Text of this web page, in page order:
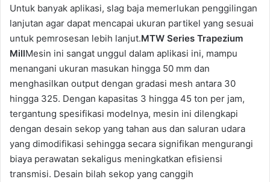
Untuk banyak aplikasi, slag baja memerlukan penggilingan
lanjutan agar dapat mencapai ukuran partikel yang sesuai
untuk pemrosesan lebih lanjut.MTW Series Trapezium
MillMesin ini sangat unggul dalam aplikasi ini, mampu
menangani ukuran masukan hingga 50 mm dan
menghasilkan output dengan gradasi mesh antara 30
hingga 325. Dengan kapasitas 3 hingga 45 ton per jam,
tergantung spesifikasi modelnya, mesin ini dilengkapi
dengan desain sekop yang tahan aus dan saluran udara
yang dimodifikasi sehingga secara signifikan mengurangi
biaya perawatan sekaligus meningkatkan efisiensi
transmisi. Desain bilah sekop yang canggih